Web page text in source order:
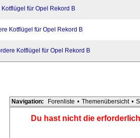
für Opel Rekord B
Kotflügel für Opel Rekord B
Kotflügel für Opel Rekord B
Navigation: Forenliste • Themenübersicht •
Du hast nicht die